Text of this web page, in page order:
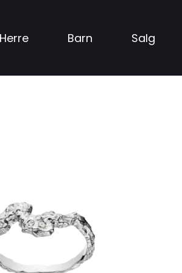
Barn Salg